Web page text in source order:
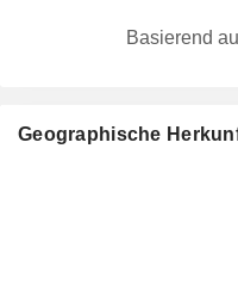
Basierend
Geographische